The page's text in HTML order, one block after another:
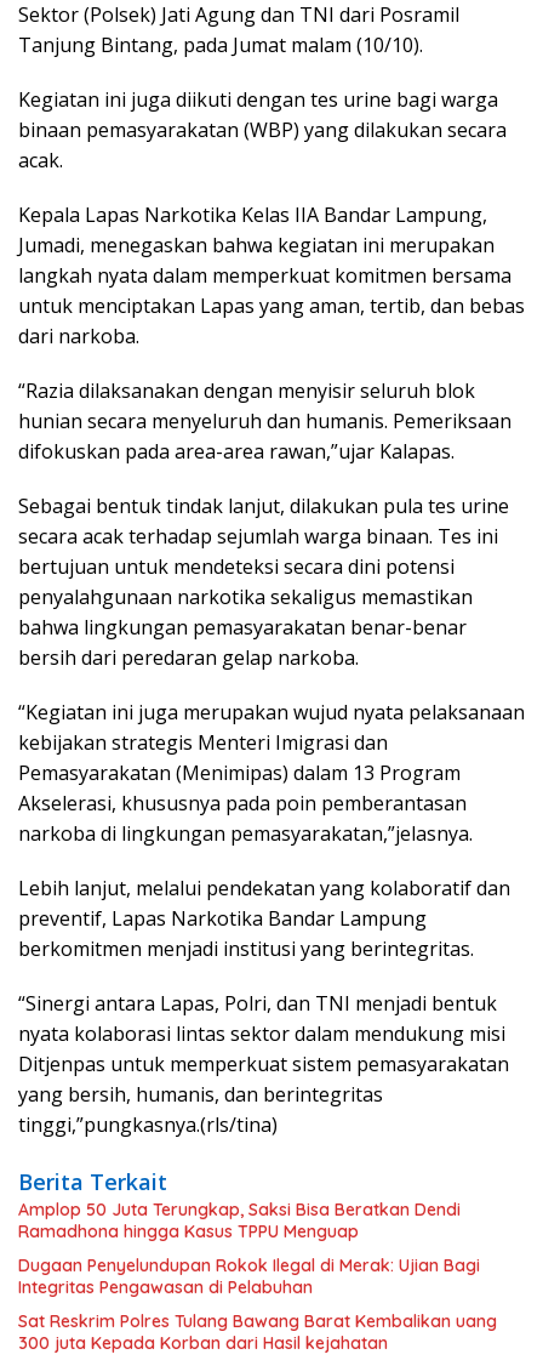
Sektor (Polsek) Jati Agung dan TNI dari Posramil
Tanjung Bintang, pada Jumat malam (10/10).
Kegiatan ini juga diikuti dengan tes urine bagi warga
binaan pemasyarakatan (WBP) yang dilakukan secara
acak.
Kepala Lapas Narkotika Kelas IIA Bandar Lampung,
Jumadi, menegaskan bahwa kegiatan ini merupakan
langkah nyata dalam memperkuat komitmen bersama
untuk menciptakan Lapas yang aman, tertib, dan bebas
dari narkoba.
“Razia dilaksanakan dengan menyisir seluruh blok
hunian secara menyeluruh dan humanis. Pemeriksaan
difokuskan pada area-area rawan,”ujar Kalapas.
Sebagai bentuk tindak lanjut, dilakukan pula tes urine
secara acak terhadap sejumlah warga binaan. Tes ini
bertujuan untuk mendeteksi secara dini potensi
penyalahgunaan narkotika sekaligus memastikan
bahwa lingkungan pemasyarakatan benar-benar
bersih dari peredaran gelap narkoba.
“Kegiatan ini juga merupakan wujud nyata pelaksanaan
kebijakan strategis Menteri Imigrasi dan
Pemasyarakatan (Menimipas) dalam 13 Program
Akselerasi, khususnya pada poin pemberantasan
narkoba di lingkungan pemasyarakatan,”jelasnya.
Lebih lanjut, melalui pendekatan yang kolaboratif dan
preventif, Lapas Narkotika Bandar Lampung
berkomitmen menjadi institusi yang berintegritas.
“Sinergi antara Lapas, Polri, dan TNI menjadi bentuk
nyata kolaborasi lintas sektor dalam mendukung misi
Ditjenpas untuk memperkuat sistem pemasyarakatan
yang bersih, humanis, dan berintegritas
tinggi,”pungkasnya.(rls/tina)
Berita Terkait
Amplop 50 Juta Terungkap, Saksi Bisa Beratkan Dendi
Ramadhona hingga Kasus TPPU Menguap
Dugaan Penyelundupan Rokok Ilegal di Merak: Ujian Bagi
Integritas Pengawasan di Pelabuhan
Sat Reskrim Polres Tulang Bawang Barat Kembalikan uang
300 juta Kepada Korban dari Hasil kejahatan